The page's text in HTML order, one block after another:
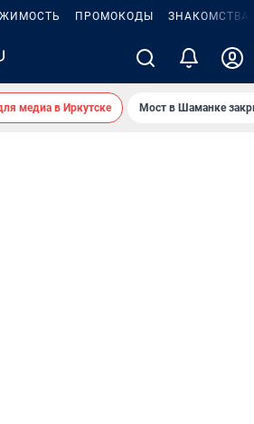
ПРОМОКОДЫ ЗНАКОМСТВА
медиа в Иркутске Мост в Шаманке